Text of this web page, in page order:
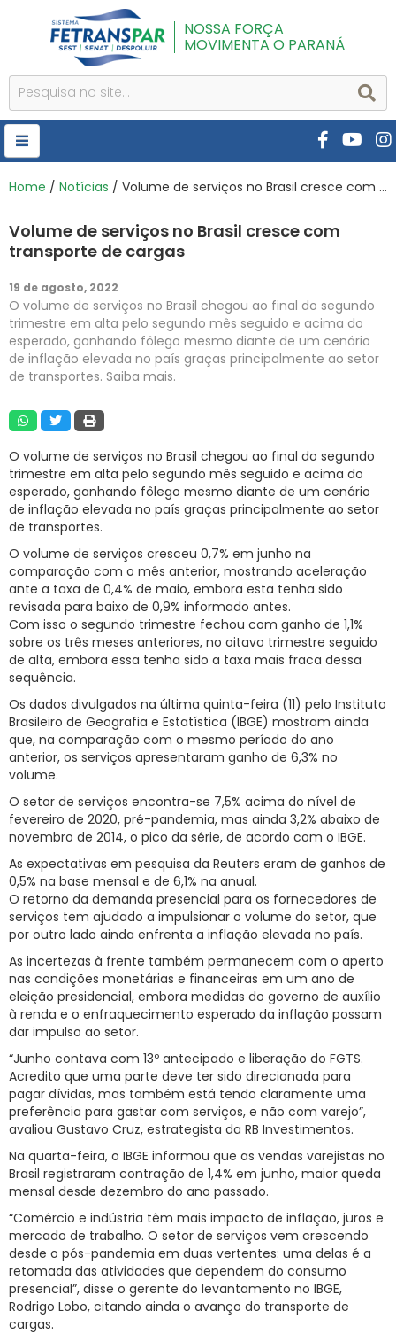
NOSSA FORÇA
MOVIMENTA O PARANÁ
HOME
PUBLICAÇÕES
CURSOS E EVENTOS
SEST SENAT
DESPOLUIR
AR INSTITUTO
RNTRC
CONTATO
Home / Notícias / Volume de serviços no Brasil cresce com transporte de cargas
Volume de serviços no Brasil cresce com
transporte de cargas
19 de agosto, 2022
O volume de serviços no Brasil chegou ao final do segundo
trimestre em alta pelo segundo mês seguido e acima do
esperado, ganhando fôlego mesmo diante de um cenário
de inflação elevada no país graças principalmente ao setor
de transportes. Saiba mais.
O volume de serviços no Brasil chegou ao final do segundo
trimestre em alta pelo segundo mês seguido e acima do
esperado, ganhando fôlego mesmo diante de um cenário
de inflação elevada no país graças principalmente ao setor
de transportes.
O volume de serviços cresceu 0,7% em junho na
comparação com o mês anterior, mostrando aceleração
ante a taxa de 0,4% de maio, embora esta tenha sido
revisada para baixo de 0,9% informado antes.
Com isso o segundo trimestre fechou com ganho de 1,1%
sobre os três meses anteriores, no oitavo trimestre seguido
de alta, embora essa tenha sido a taxa mais fraca dessa
sequência.
Os dados divulgados na última quinta-feira (11) pelo Instituto
Brasileiro de Geografia e Estatística (IBGE) mostram ainda
que, na comparação com o mesmo período do ano
anterior, os serviços apresentaram ganho de 6,3% no
volume.
O setor de serviços encontra-se 7,5% acima do nível de
fevereiro de 2020, pré-pandemia, mas ainda 3,2% abaixo de
novembro de 2014, o pico da série, de acordo com o IBGE.
As expectativas em pesquisa da Reuters eram de ganhos de
0,5% na base mensal e de 6,1% na anual.
O retorno da demanda presencial para os fornecedores de
serviços tem ajudado a impulsionar o volume do setor, que
por outro lado ainda enfrenta a inflação elevada no país.
As incertezas à frente também permanecem com o aperto
nas condições monetárias e financeiras em um ano de
eleição presidencial, embora medidas do governo de auxílio
à renda e o enfraquecimento esperado da inflação possam
dar impulso ao setor.
“Junho contava com 13º antecipado e liberação do FGTS.
Acredito que uma parte deve ter sido direcionada para
pagar dívidas, mas também está tendo claramente uma
preferência para gastar com serviços, e não com varejo”,
avaliou Gustavo Cruz, estrategista da RB Investimentos.
Na quarta-feira, o IBGE informou que as vendas varejistas no
Brasil registraram contração de 1,4% em junho, maior queda
mensal desde dezembro do ano passado.
“Comércio e indústria têm mais impacto de inflação, juros e
mercado de trabalho. O setor de serviços vem crescendo
desde o pós-pandemia em duas vertentes: uma delas é a
retomada das atividades que dependem do consumo
presencial”, disse o gerente do levantamento no IBGE,
Rodrigo Lobo, citando ainda o avanço do transporte de
cargas.